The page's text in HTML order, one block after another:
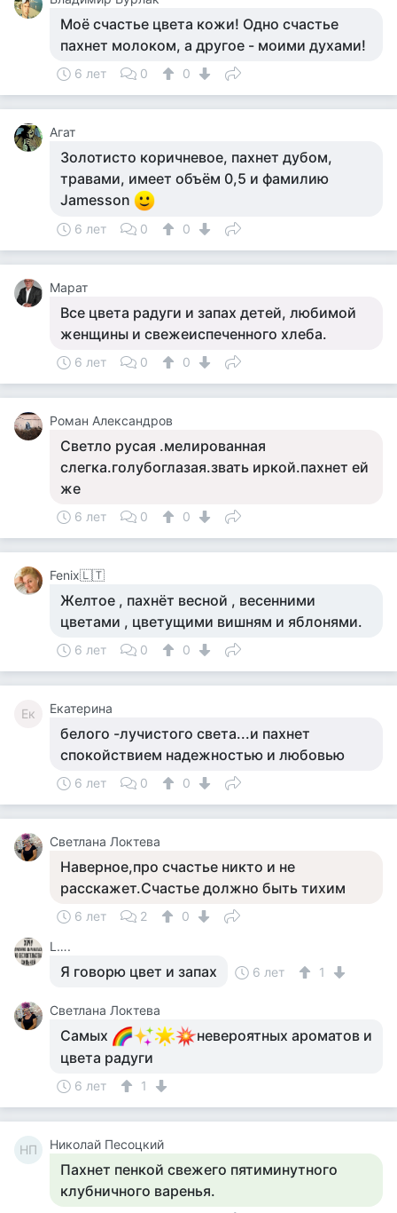
Моё счастье цвета кожи! Одно счастье
пахнет молоком, а другое - моими духами!
6 лет 0 0
Агат
Золотисто коричневое, пахнет дубом,
травами, имеет объём 0,5 и фамилию
Jamesson
6 лет 0 0
Марат
Все цвета радуги и запах детей, любимой
женщины и свежеиспеченного хлеба.
6 лет 0 0
Роман Александров
Светло русая .мелированная
слегка.голубоглазая.звать иркой.пахнет ей
же
6 лет 0 0
Fenix🇱🇹
Желтое , пахнёт весной , весенними
цветами , цветущими вишням и яблонями.
6 лет 0 0
Ек Екатерина
белого -лучистого света...и пахнет
спокойствием надежностью и любовью
6 лет 0 0
Светлана Локтева
Наверное,про счастье никто и не
расскажет.Счастье должно быть тихим
6 лет 2
0
L….
Я говорю цвет и запах 6 лет 1
Светлана Локтева
Самых
невероятных ароматов и
цвета радуги
6 лет 1
НП Николай Песоцкий
Пахнет пенкой свежего пятиминутного
клубничного варенья.